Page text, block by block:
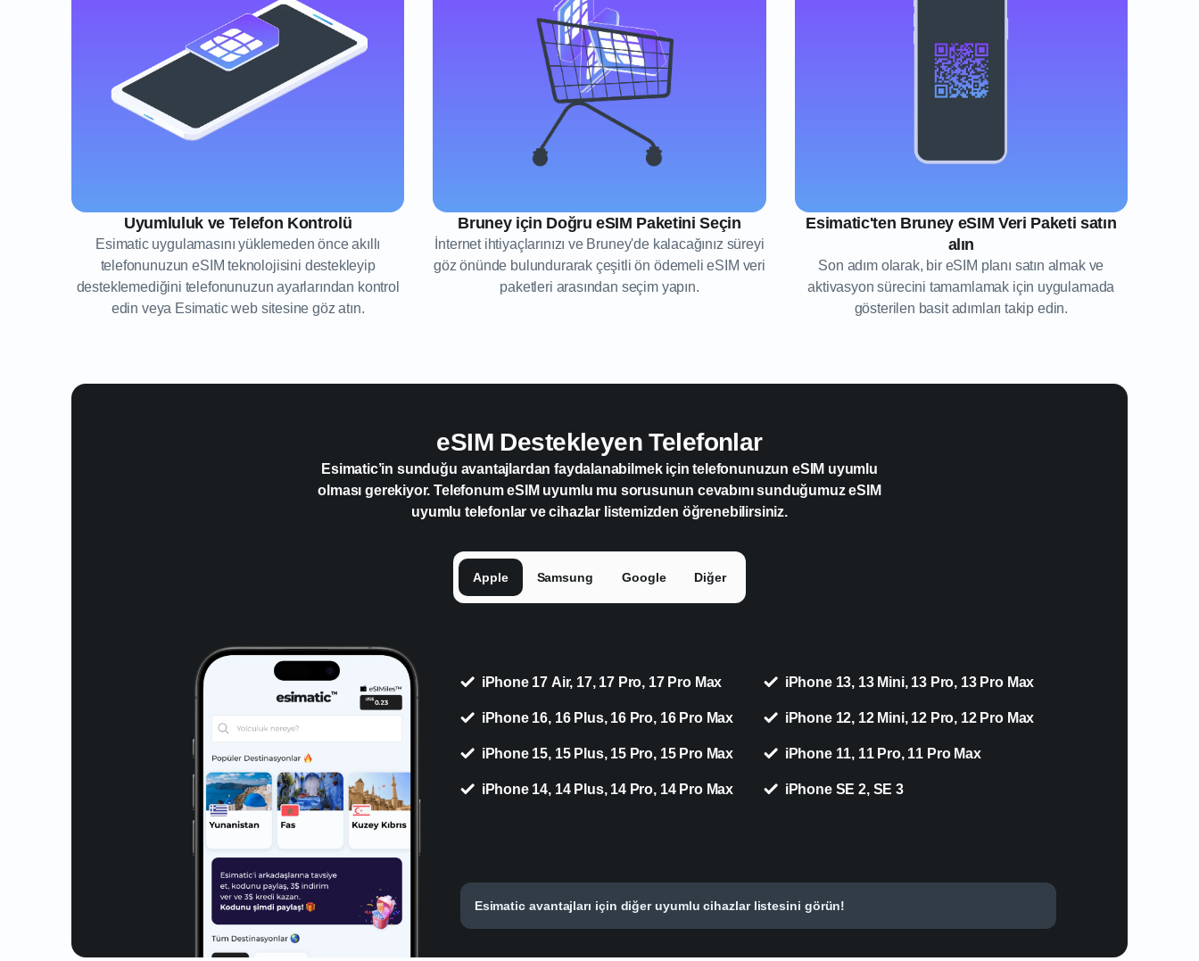
Uyumluluk ve Telefon Kontrolü
Esimatic uygulamasını yüklemeden önce akıllı
telefonunuzun eSIM teknolojisini destekleyip
desteklemediğini telefonunuzun ayarlarından kontrol
edin veya Esimatic web sitesine göz atın.
Bruney için Doğru eSIM Paketini Seçin
İnternet ihtiyaçlarınızı ve Bruney'de kalacağınız süreyi
göz önünde bulundurarak çeşitli ön ödemeli eSIM veri
paketleri arasından seçim yapın.
Esimatic'ten Bruney eSIM Veri Paketi satın
alın
Son adım olarak, bir eSIM planı satın almak ve
aktivasyon sürecini tamamlamak için uygulamada
gösterilen basit adımları takip edin.
eSIM Destekleyen Telefonlar
Esimatic’in sunduğu avantajlardan faydalanabilmek için telefonunuzun eSIM uyumlu
olması gerekiyor. Telefonum eSIM uyumlu mu sorusunun cevabını sunduğumuz eSIM
uyumlu telefonlar ve cihazlar listemizden öğrenebilirsiniz.
Apple Samsung Google Diğer
iPhone 17 Air, 17, 17 Pro, 17 Pro Max
iPhone 16, 16 Plus, 16 Pro, 16 Pro Max
iPhone 15, 15 Plus, 15 Pro, 15 Pro Max
iPhone 14, 14 Plus, 14 Pro, 14 Pro Max
iPhone 13, 13 Mini, 13 Pro, 13 Pro Max
iPhone 12, 12 Mini, 12 Pro, 12 Pro Max
iPhone 11, 11 Pro, 11 Pro Max
iPhone SE 2, SE 3
Esimatic avantajları için diğer uyumlu cihazlar listesini görün!